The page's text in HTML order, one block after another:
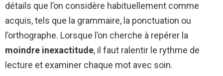
détails que l’on considère habituellement comme
acquis, tels que la grammaire, la ponctuation ou
l’orthographe. Lorsque l’on cherche à repérer la
moindre inexactitude, il faut ralentir le rythme de
lecture et examiner chaque mot avec soin.